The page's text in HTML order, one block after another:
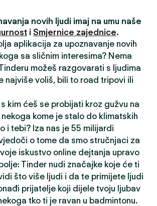
novih ljudi imaj na umu naše
i Smjernice zajednice.
aplikacija za upoznavanje novih
sa sličnim interesima? Nema
možeš razgovarati s ljudima
najviše voliš, bili to road tripovi ili
kim ćeš se probijati kroz gužvu na
kome je stalo do klimatskih
i tebi? Iza nas je 55 milijardi
o tome da smo stručnjaci za
iskustvo online dejtanja upravo
Tinder nudi značajke koje će ti
što više ljudi i da te primijete ljudi
prijatelje koji dijele tvoju ljubav
tko ti je ravan u badmintonu.